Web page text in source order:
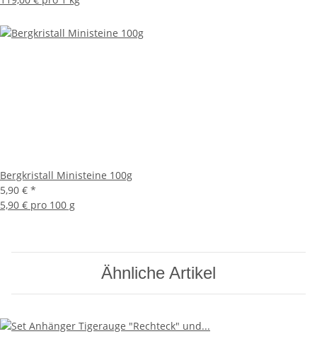
Bergkristall Ministeine 100g
5,90 € *
5,90 € pro 100 g
Ähnliche Artikel